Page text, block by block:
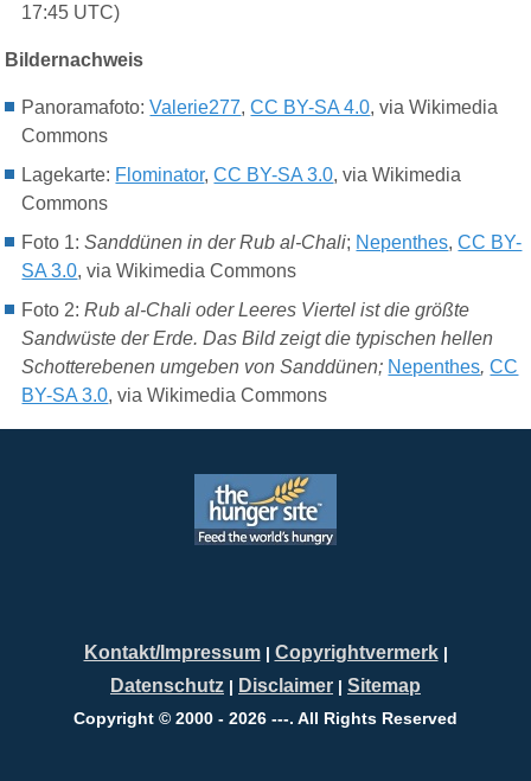
17:45 UTC)
Bildernachweis
Panoramafoto:Valerie277,CC BY-SA 4.0, via Wikimedia
Commons
Lagekarte: Flominator,CC BY-SA 3.0, via Wikimedia
Commons
Foto 1:Sanddünen in der Rub al-Chali; Nepenthes,CC BY-
SA 3.0, via Wikimedia Commons
Foto 2:Rub al-Chali oder Leeres Viertel ist die größte
Sandwüste der Erde. Das Bild zeigt die typischen hellen
Schotterebenen umgeben von Sanddünen; Nepenthes,CC
BY-SA 3.0, via Wikimedia Commons
Kontakt/Impressum| Copyrightvermerk|
Datenschutz | Disclaimer | Sitemap
Copyright © 2000 - 2026 ---. All Rights Reserved